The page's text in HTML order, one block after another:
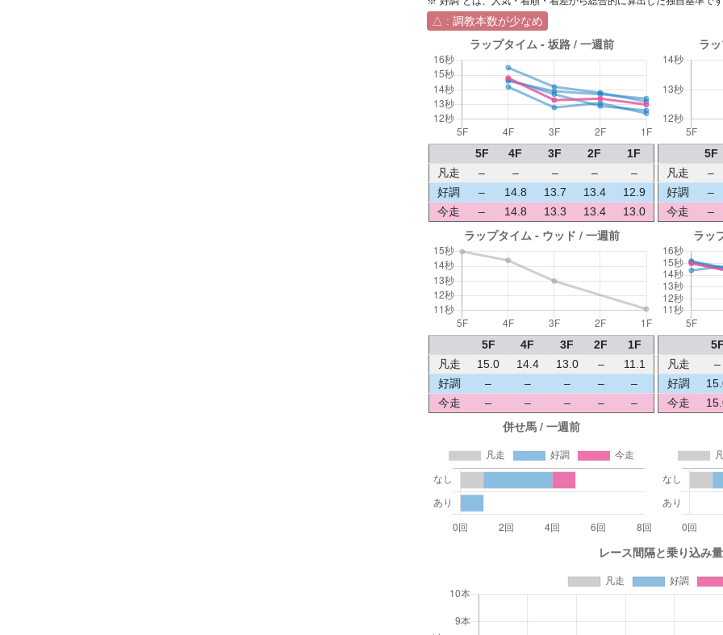
△ : 調教本数が少なめ
5F 4F 3F 2F
1F
凡走
– – – –
–
好調
– 14.8 13.7 13.4
12.9
今走
– 14.8 13.3 13.4 13.0
5F
凡走
–
好調
–
今走
–
5F 4F 3F 2F
1F
凡走
15.0 14.4 13.0 –
11.1
好調
– – – –
–
今走
– – – – –
5F
凡走
–
好調
今走